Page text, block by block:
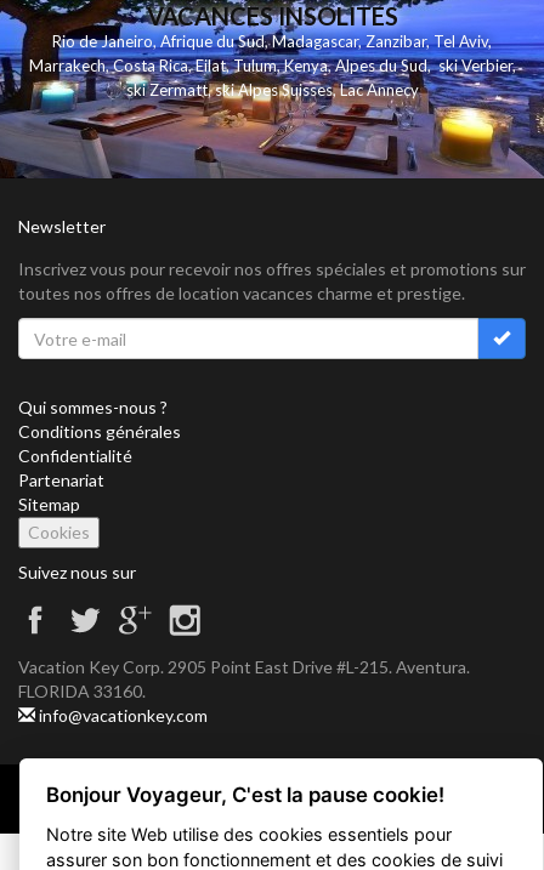
VACANCES INSOLITES
Rio de Janeiro,Afrique du Sud,Madagascar,Zanzibar,Tel Aviv,
Marrakech,Costa Rica,Eilat,Tulum,Kenya,Alpes du Sud,ski Verbier,
ski Zermatt,ski Alpes Suisses,Lac Annecy
Newsletter
Inscrivez vous pour recevoir nos offres spéciales et promotions sur
toutes nos offres de location vacances charme et prestige.
Qui sommes-nous ?
Conditions générales
Confidentialité
Partenariat
Sitemap
Cookies
Suivez nous sur
Vacation Key Corp. 2905 Point East Drive #L-215. Aventura.
FLORIDA 33160.
info@vacationkey.com
Copyright © 2026 Vacation Key Corp.
Bonjour Voyageur, C'est la pause cookie!
Notre site Web utilise des cookies essentiels pour
assurer son bon fonctionnement et des cookies de suivi